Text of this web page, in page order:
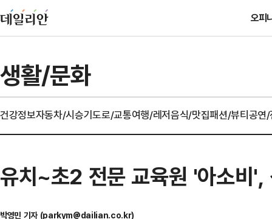
오피
생활/문화
건강정보자동차/시승기도로/교통여행/레저음식/맛집패션/뷰티공연
유치~초2 전문 교육원 '아소비
박영민 기자 (parkym@dailian.co.kr)